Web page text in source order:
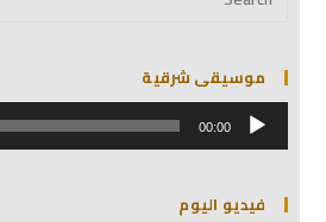
موسيقى شرقية
مشغل
الصوت 00:00
فيديو اليوم